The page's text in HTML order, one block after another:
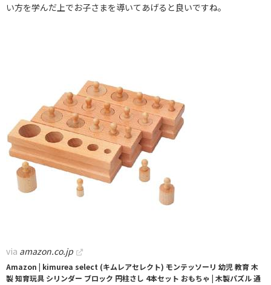
い方を学んだ上でお子さまを導いてあげると良いですね。
via amazon.co.jp
Amazon | kimurea select (キムレアセレクト) モンテッソーリ 幼児 教育 木
製 知育玩具 シリンダー ブロック 円柱さし 4本セット おもちゃ | 木製パズル 通